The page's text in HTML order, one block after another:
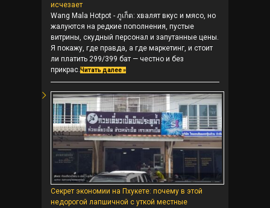
исчезает
Wang Mala Hotpot - ภูเก็ต: хвалят вкус и мясо, но
жалуются на редкие пополнения, пустые
витрины, скудный персонал и запутанные цены.
Я покажу, где правда, а где маркетинг, и стоит
ли платить 299/399 бат — честно и без
прикрас.Читать далее »
Секрет экономии на Пхукете: почему в этой
недорогой лапшичной с уткой местные